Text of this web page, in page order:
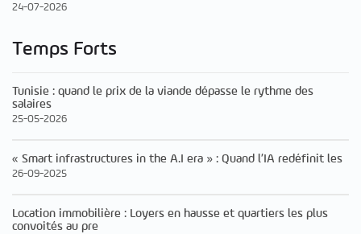
24-07-2026
Temps Forts
Tunisie : quand le prix de la viande dépasse le rythme des
salaires
25-05-2026
« Smart infrastructures in the A.I era » : Quand l’IA redéfinit les
26-09-2025
Location immobilière : Loyers en hausse et quartiers les plus
convoités au pre